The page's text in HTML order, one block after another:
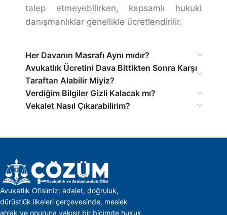
talep etmeyebilirken, kapsamlı hukuki
danışmanlıklar genellikle ücretlendirilir.
Her Davanın Masrafı Aynı mıdır?
Avukatlık Ücretini Dava Bittikten Sonra Karşı
Taraftan Alabilir Miyiz?
Verdiğim Bilgiler Gizli Kalacak mı?
Vekalet Nasıl Çıkarabilirim?
Avukatlık Ofisimiz; adalet, doğruluk,
dürüstlük ilkeleri çerçevesinde, meslek
ahlak ve onuruna yakışır bir biçimde hukuk